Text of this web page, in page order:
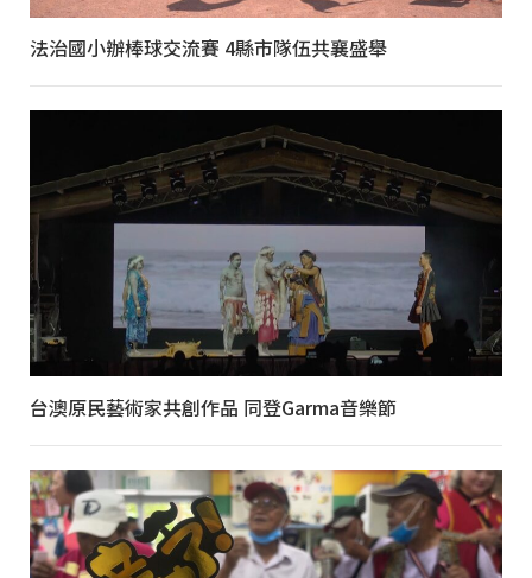
法治國小辦棒球交流賽 4縣市隊伍共襄盛舉
台澳原民藝術家共創作品 同登Garma音樂節